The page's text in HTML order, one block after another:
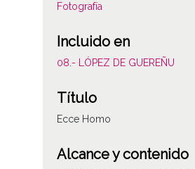
Fotografía
Incluido en
08.- LÓPEZ DE GUEREÑU
Título
Ecce Homo
Alcance y contenido